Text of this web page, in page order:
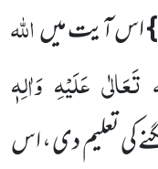
اس آیت میںاللہ
تَعَالٰی عَلَیْہِ وَاٰلِہٖ
کی تعلیم دی ، اس